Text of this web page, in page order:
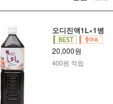
오디진액1L×1병
20,000원
400원 적립